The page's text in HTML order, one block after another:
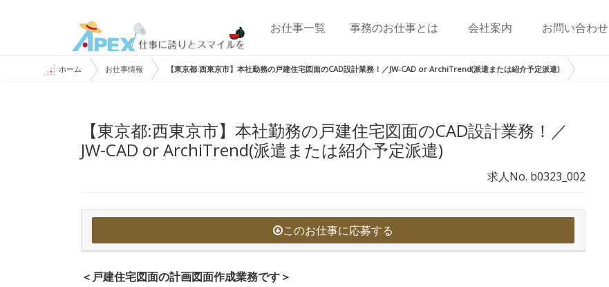
お仕事一覧 事務のお仕事とは 会社案内 お問い合わせ
ホーム お仕事情報 【東京都:西東京市】本社勤務の戸建住宅図面のCAD設計業務！／JW-CAD or ArchiTrend(派遣または紹介予定派遣)
【東京都:西東京市】本社勤務の戸建住宅図面のCAD設計業務！／
JW-CAD or ArchiTrend(派遣または紹介予定派遣)
求人No. b0323_002
このお仕事に応募する
＜戸建住宅図面の計画図面作成業務です＞